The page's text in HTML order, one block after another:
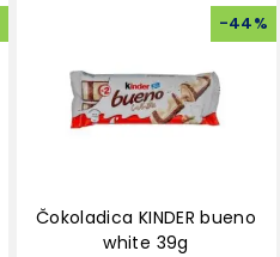
-44%
Čokoladica KINDER bueno
white 39g